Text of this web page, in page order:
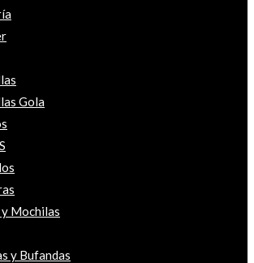
Gola
Mochilas
y Bufandas